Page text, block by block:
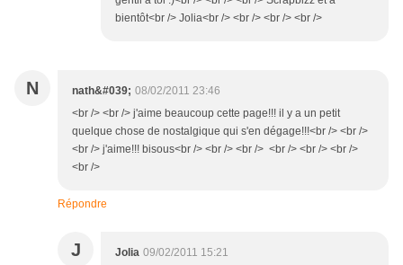
bientôt<br /> Jolia<br /> <br /> <br /> <br />
N nath&#039; 08/02/2011 23:46
<br /> <br /> j'aime beaucoup cette page!!! il y a un petit
quelque chose de nostalgique qui s'en dégage!!!<br /> <br />
<br /> j'aime!!! bisous<br /> <br /> <br /> <br /> <br /> <br />
<br />
Répondre
J Jolia 09/02/2011 15:21